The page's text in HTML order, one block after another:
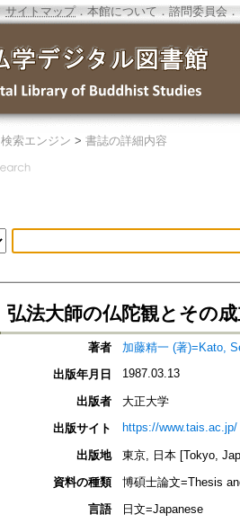
サイトマップ．本館について ． 諮問委員会 ．
検索エンジン > 書誌の詳細内容
弘法大師の仏陀観とその
著者
加藤精一 (著)=Kato,
出版年月日
1987.03.13
出版者
大正大学
出版サイト
https://www.tais.ac.jp/
出版地
東京, 日本 [Tokyo,
資料の種類
博碩士論文=Thesis
言語
日文=Japanese